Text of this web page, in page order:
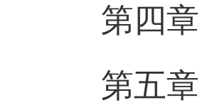
第四章
第五章